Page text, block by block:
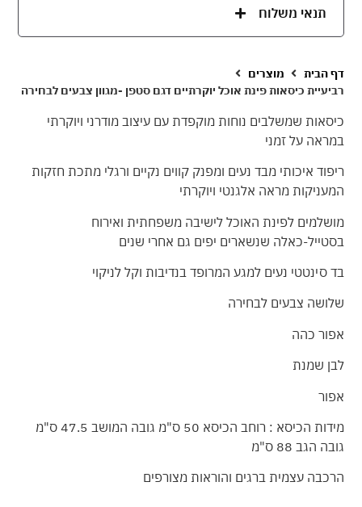
תנאי משלוח
דף הבית
מוצרים
רביעיית כיסאות פינת אוכל יוקרתיים דגם סטפן -מגוון צבעים לבחירה
כיסאות שמשלבים נוחות מוקפדת עם עיצוב מודרני ויוקרתי
במראה על זמני
ריפוד איכותי מבד נעים ומפנק קווים נקיים ורגלי מתכת חזקות
המעניקות מראה אלגנטי ויוקרתי
מושלמים לפינת האוכל לישיבה משפחתית ואירוח
בסטייל-כאלה שנשארים יפים גם אחרי שנים
בד סינטטי נעים למגע המרופד בנדיבות וקל לניקוי
שלושה צבעים לבחירה
אפור כהה
לבן שמנת
אפור
מידות הכיסא : רוחב הכיסא 50 ס"מ גובה המושב 47.5 ס"מ
גובה הגב 88 ס"מ
הרכבה עצמית ברגים והוראות מצורפים